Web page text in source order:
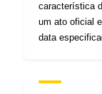
característica
um ato oficial
data
risco que